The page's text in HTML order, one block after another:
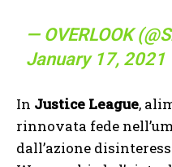
— OVERLOOK
January 17, 2021
In Justice League,
rinnovata fede
dall’azione